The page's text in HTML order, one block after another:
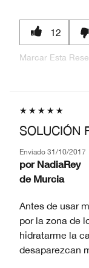
12
Marcar Esta
SOLUCIÓN
Enviado 31/10/2017
por NadiaRey
de Murcia
Antes de usar
por la zona de
hidratarme la
desaparezcan